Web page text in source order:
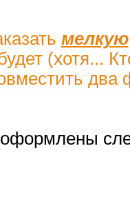
мелкую
(хотя...
два